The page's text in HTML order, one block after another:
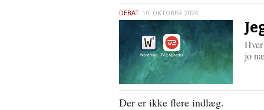
10.
oktober
2024
DEBAT 10. OKTOBER 2024
jo
Der er ikke flere indlæg.